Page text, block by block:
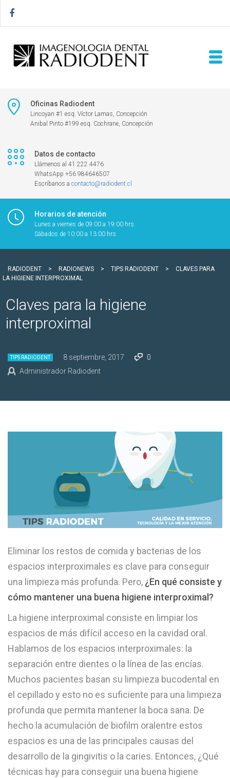
Oficinas Radiodent
Lincoyan #1 esq. Víctor Lamas, Concepción
Anibal Pinto #199 esq. Cochrane, Concepción
Datos de contacto
Llámenos al 41 222 4476
WhatsApp +56 984646507
Escríbanos a contacto@radiodent.cl
Horarios de atención
Lunes a viernes de 09:00 a 19:00 hrs.
Sábados de 10:00 a 13:00 hrs.
RADIODENT > RADIONEWS > TIPS RADIODENT >
CLAVES PARA
LA HIGIENE INTERPROXIMAL
Claves para la higiene
interproximal
TIPS RADIODENT 8 septiembre, 2017
0
Administrador Radiodent
Eliminar los restos de comida y bacterias de los
espacios interproximales es clave para conseguir
una limpieza más profunda. Pero, ¿En qué consiste y
cómo mantener una buena higiene interproximal?
La higiene interproximal consiste en limpiar los
espacios de más difícil acceso en la cavidad oral.
Hablamos de los espacios interproximales: la
separación entre dientes o la línea de las encías.
Muchos pacientes basan su limpieza bucodental en
el cepillado y esto no es suficiente para una limpieza
profunda que permita mantener la boca sana. De
hecho la acumulación de biofilm oralentre estos
espacios es una de las principales causas del
desarrollo de la gingivitis o la caries. Entonces, ¿Qué
técnicas hay para conseguir una buena higiene